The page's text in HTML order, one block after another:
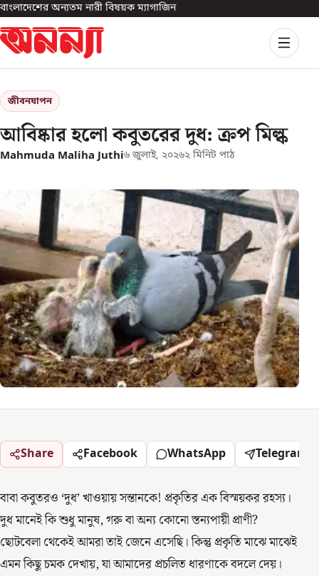
বাংলাদেশের অন্যতম নারী বিষয়ক ম্যাগাজিন
জীবনযাপন
আবিষ্কার হলো কবুতরের দুধ: ক্রপ মিল্ক
Mahmuda Maliha Juthi৬ জুলাই, ২০২৬২ মিনিট পাঠ
Share Facebook WhatsApp Telegram
বাবা কবুতরও ‘দুধ’ খাওয়ায় সন্তানকে! প্রকৃতির এক বিস্ময়কর রহস্য।
দুধ মানেই কি শুধু মানুষ, গরু বা অন্য কোনো স্তন্যপায়ী প্রাণী?
ছোটবেলা থেকেই আমরা তাই জেনে এসেছি। কিন্তু প্রকৃতি মাঝে মাঝেই
এমন কিছু চমক দেখায়, যা আমাদের প্রচলিত ধারণাকে বদলে দেয়।